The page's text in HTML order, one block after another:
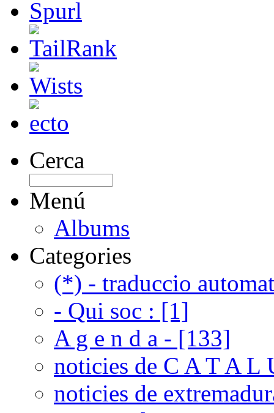
Cerca
Menú
Albums
Categories
(*) - traduccio
- Qui soc : [1]
A g e n d a - [133]
noticies de C A T A L
noticies de